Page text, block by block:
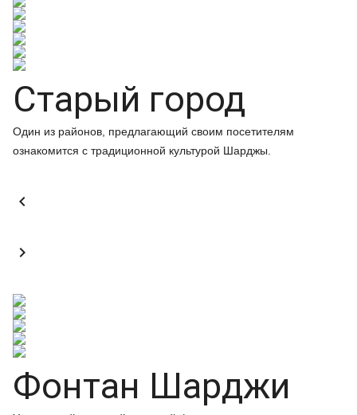
Старый город
Один из районов, предлагающий своим посетителям
ознакомится с традиционной культурой Шарджы.


Фонтан Шарджи